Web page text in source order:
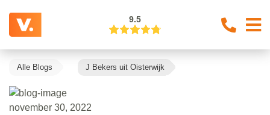
9.5
Alle Blogs J Bekers uit Oisterwijk
november 30, 2022